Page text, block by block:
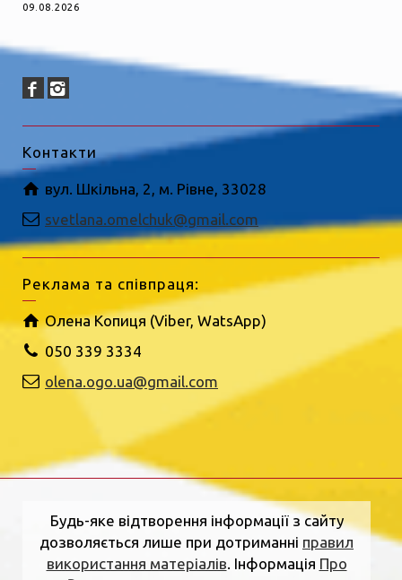
09.08.2026
Контакти
вул. Шкільна, 2, м. Рівне, 33028
svetlana.omelchuk@gmail.com
Реклама та співпраця:
Олена Копиця (Viber, WatsApp)
050 339 3334
olena.ogo.ua@gmail.com
Будь-яке відтворення інформації з сайту
дозволяється лише при дотриманні правил
використання матеріалів. Інформація Про